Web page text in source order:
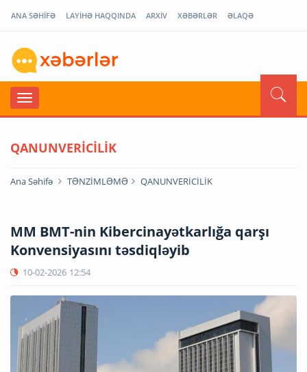
ANA SƏHİFƏ LAYİHƏ HAQQINDA ARXİV XƏBƏRLƏR ƏLAQƏ
QANUNVERİCİLİK
Ana Səhifə TƏNZİMLƏMƏ QANUNVERİCİLİK
MM BMT-nin Kibercinayətkarlığa qarşı
Konvensiyasını təsdiqləyib
10-02-2026 12:54